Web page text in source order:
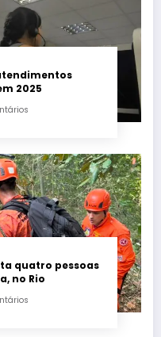
2025
quatro pessoas
no Rio